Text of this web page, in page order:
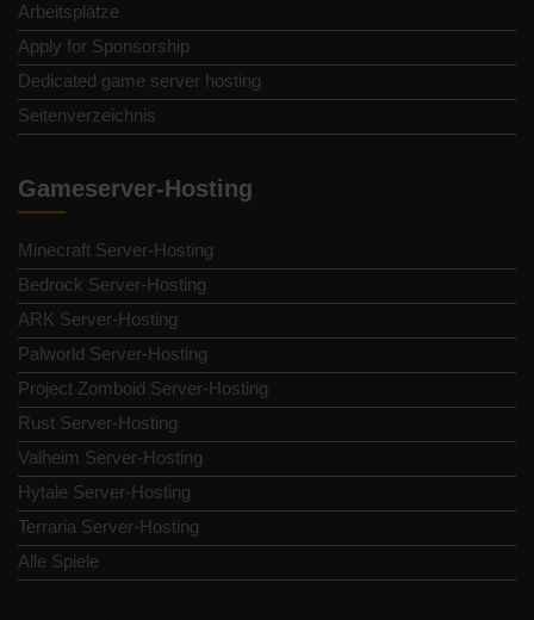
Arbeitsplätze
Apply for Sponsorship
Dedicated game server hosting
Seitenverzeichnis
Gameserver-Hosting
Minecraft Server-Hosting
Bedrock Server-Hosting
ARK Server-Hosting
Palworld Server-Hosting
Project Zomboid Server-Hosting
Rust Server-Hosting
Valheim Server-Hosting
Hytale Server-Hosting
Terraria Server-Hosting
Alle Spiele